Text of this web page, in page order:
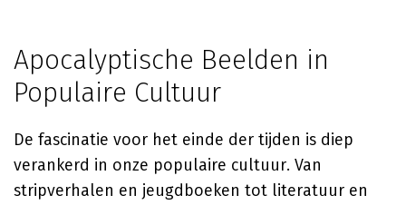
Apocalyptische Beelden in
Populaire Cultuur
De fascinatie voor het einde der tijden is diep
verankerd in onze populaire cultuur. Van
stripverhalen en jeugdboeken tot literatuur en